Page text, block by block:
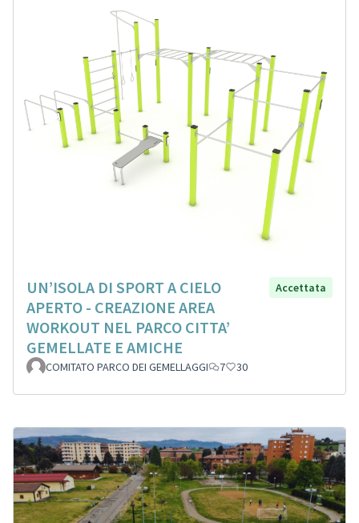
UN’ISOLA DI SPORT A CIELO
APERTO - CREAZIONE AREA
WORKOUT NEL PARCO CITTA’
GEMELLATE E AMICHE
Accettata
COMITATO PARCO DEI GEMELLAGGI 7 30